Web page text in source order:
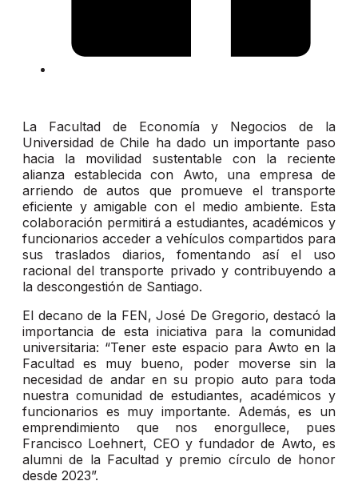
La Facultad de Economía y Negocios de la
Universidad de Chile ha dado un importante paso
hacia la movilidad sustentable con la reciente
alianza establecida con Awto, una empresa de
arriendo de autos que promueve el transporte
eficiente y amigable con el medio ambiente. Esta
colaboración permitirá a estudiantes, académicos y
funcionarios acceder a vehículos compartidos para
sus traslados diarios, fomentando así el uso
racional del transporte privado y contribuyendo a
la descongestión de Santiago.
El decano de la FEN, José De Gregorio, destacó la
importancia de esta iniciativa para la comunidad
universitaria: “Tener este espacio para Awto en la
Facultad es muy bueno, poder moverse sin la
necesidad de andar en su propio auto para toda
nuestra comunidad de estudiantes, académicos y
funcionarios es muy importante. Además, es un
emprendimiento que nos enorgullece, pues
Francisco Loehnert, CEO y fundador de Awto, es
alumni de la Facultad y premio círculo de honor
desde 2023”.